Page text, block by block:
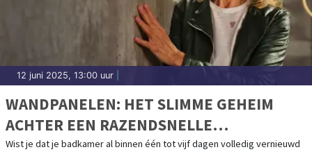
12 juni 2025, 13:00 uur
WANDPANELEN: HET SLIMME GEHEIM
ACHTER EEN RAZENDSNELLE
BADKAMERRENOVATIE
Wist je dat je badkamer al binnen één tot vijf dagen volledig vernieuwd